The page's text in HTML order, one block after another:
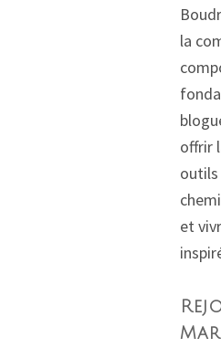
la
offrir
outils
et